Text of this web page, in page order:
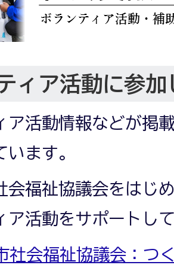
ィア活動に参加
ア活動情報などが掲
ます。
会福祉協議会をはじ
ア活動をサポートし
社会福祉協議会：つ